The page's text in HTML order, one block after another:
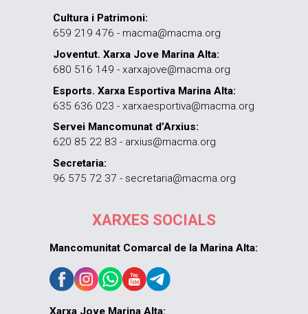
Cultura i Patrimoni:
659 219 476 - macma@macma.org
Joventut. Xarxa Jove Marina Alta:
680 516 149 - xarxajove@macma.org
Esports. Xarxa Esportiva Marina Alta:
635 636 023 - xarxaesportiva@macma.org
Servei Mancomunat d’Arxius:
620 85 22 83 - arxius@macma.org
Secretaria:
96 575 72 37 - secretaria@macma.org
XARXES SOCIALS
Mancomunitat Comarcal de la Marina Alta:
Xarxa Jove Marina Alta: